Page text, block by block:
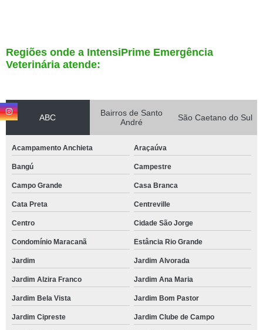
Regiões onde a IntensiPrime Emergência
Veterinária atende:
ABC
Bairros de Santo
André
São Caetano do Sul
Acampamento Anchieta Araçaúva
Bangú Campestre
Campo Grande Casa Branca
Cata Preta Centreville
Centro Cidade São Jorge
Condomínio Maracanã Estância Rio Grande
Jardim Jardim Alvorada
Jardim Alzira Franco Jardim Ana Maria
Jardim Bela Vista Jardim Bom Pastor
Jardim Cipreste Jardim Clube de Campo